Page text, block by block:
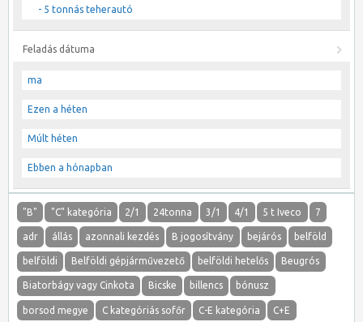
- 5 tonnás teherautó
Feladás dátuma
ma
Ezen a héten
Múlt héten
Ebben a hónapban
"B" "C" kategória 2/1 24tonna 3/1 4/1 5 t Iveco 7
adr állás azonnali kezdés B jogosítvány bejárós belföld
belföldi Belföldi gépjárművezető belföldi hetelős Beugrós
Biatorbágy vagy Cinkota Bicske billencs bónusz
borsod megye C kategóriás sofőr C-E kategória C+E